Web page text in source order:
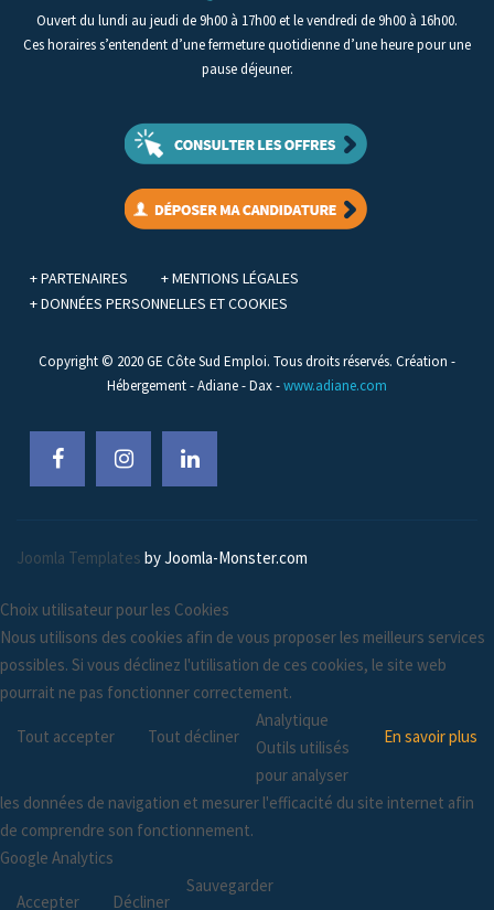
Ouvert du lundi au jeudi de 9h00 à 17h00 et le vendredi de 9h00 à 16h00.
Ces horaires s’entendent d’une fermeture quotidienne d’une heure pour une
pause déjeuner.
+ PARTENAIRES
+ MENTIONS LÉGALES
+ DONNÉES PERSONNELLES ET COOKIES
Copyright © 2020 GE Côte Sud Emploi. Tous droits réservés. Création -
Hébergement - Adiane - Dax -www.adiane.com
Joomla Templates by Joomla-Monster.com
Choix utilisateur pour les Cookies
Nous utilisons des cookies afin de vous proposer les meilleurs services
possibles. Si vous déclinez l'utilisation de ces cookies, le site web
pourrait ne pas fonctionner correctement.
Tout accepter Tout décliner En savoir plus
Analytique
Outils utilisés
pour analyser
les données de navigation et mesurer l'efficacité du site internet afin
de comprendre son fonctionnement.
Google Analytics
Accepter Décliner
Sauvegarder